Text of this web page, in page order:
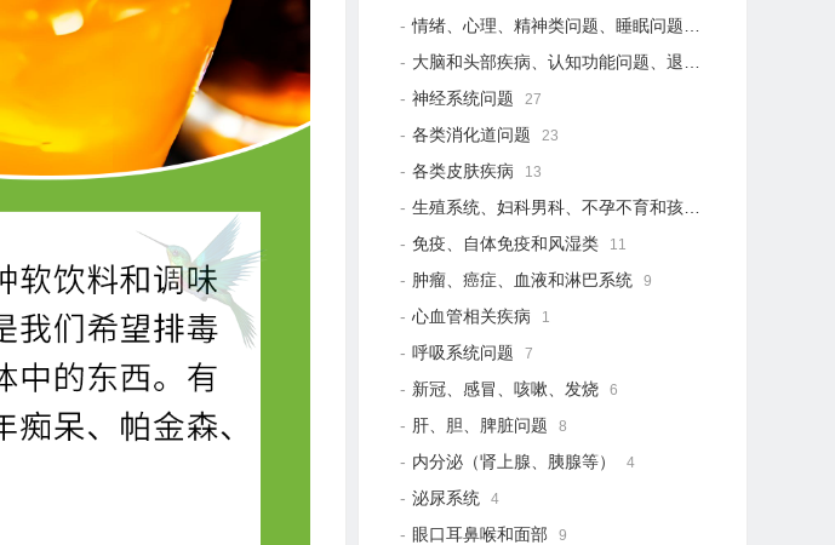
情绪、心理、精神类问题、睡眠问题 18
大脑和头部疾病、认知功能问题、退行性疾病
神经系统问题 27
各类消化道问题 23
各类皮肤疾病 13
生殖系统、妇科男科、不孕不育和孩子健康
免疫、自体免疫和风湿类 11
肿瘤、癌症、血液和淋巴系统 9
心血管相关疾病 1
呼吸系统问题 7
新冠、感冒、咳嗽、发烧 6
肝、胆、脾脏问题 8
内分泌（肾上腺、胰腺等） 4
泌尿系统 4
眼口耳鼻喉和面部 9